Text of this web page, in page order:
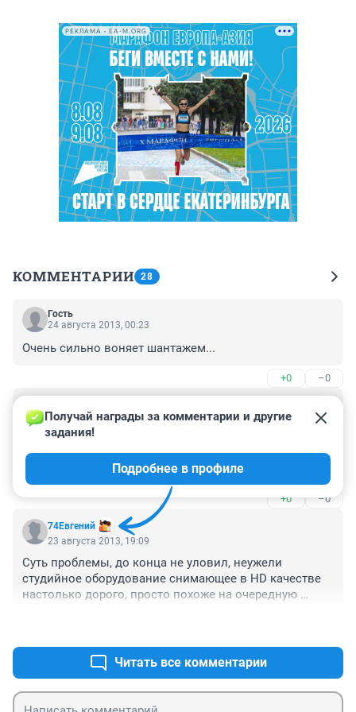
РЕКЛАМА • EA-M.ORG
КОММЕНТАРИИ 28
Гость
24 августа 2013, 00:23
Очень сильно воняет шантажем...
+0 –0
23 августа 2013, 23:35
HD никакого отношения к качеству не имеет, всего
лишь высокое разрешение, а качество будет зависеть
от пропускной способности канала и
соответствующего сжатия, с потерей качества(все
форматы mpeg)
+0 –0
74Евгений
Получай награды за комментарии и другие
задания!
Подробнее в профиле
23 августа 2013, 19:09
Суть проблемы, до конца не уловил, неужели
студийное оборудование снимающее в HD качестве
настолько дорого, просто похоже на очередную
профессионалу, даже на среднестатистическом 40"
экране отличить HD ready, HD, и full HD - не просто.
Читать все комментарии